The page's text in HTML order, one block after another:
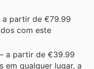
a partir de €79.99
com este
– a partir de €39.99
em qualquer lugar, a